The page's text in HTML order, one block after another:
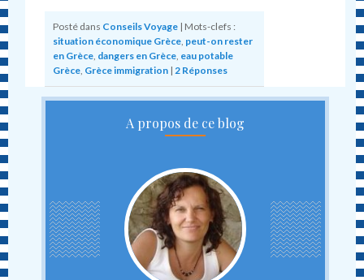
Posté dans Conseils Voyage | Mots-clefs :
situation économique Grèce, peut-on rester
en Grèce, dangers en Grèce, eau potable
Grèce, Grèce immigration |2 Réponses
A propos de ce blog